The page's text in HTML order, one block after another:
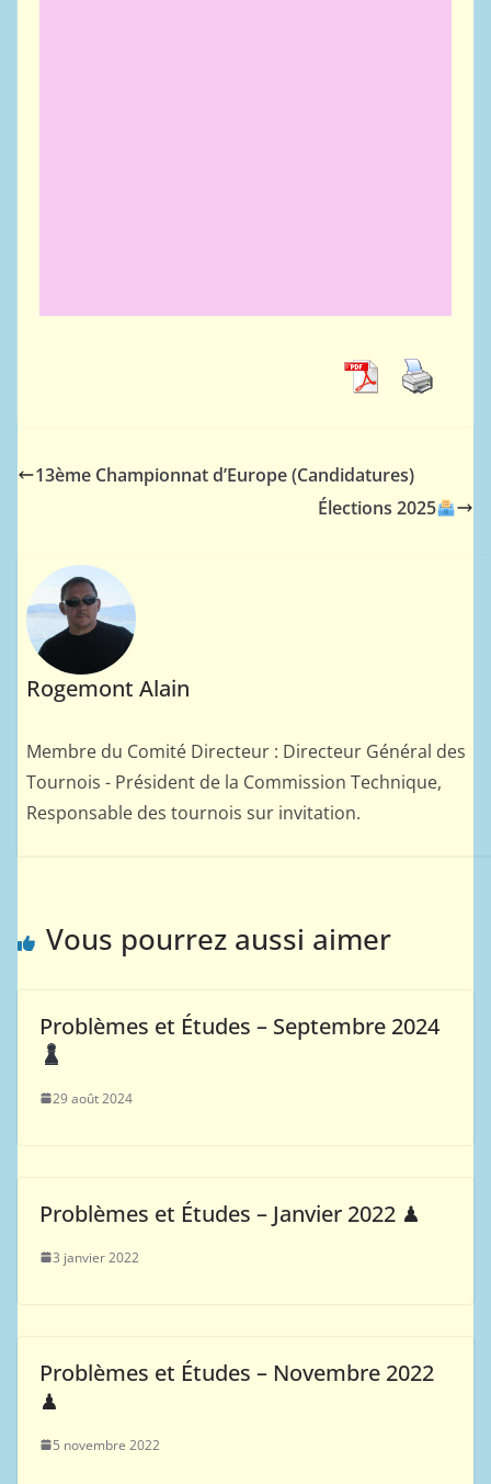
13ème Championnat d’Europe (Candidatures)
Élections 2025
Rogemont Alain
Membre du Comité Directeur : Directeur Général des
Tournois - Président de la Commission Technique,
Responsable des tournois sur invitation.
Vous pourrez aussi aimer
Problèmes et Études – Septembre 2024
29 août 2024
Problèmes et Études – Janvier 2022 ♟
3 janvier 2022
Problèmes et Études – Novembre 2022
♟
5 novembre 2022